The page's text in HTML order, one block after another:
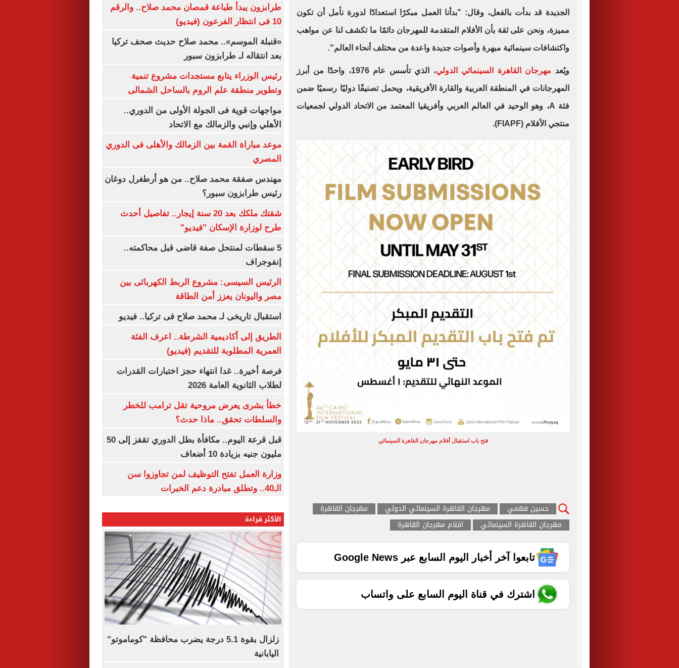
الجديدة قد بدأت بالفعل، وقال: "بدأنا العمل مبكرًا استعدادًا لدورة نأمل أن تكون
مميزة، ونحن على ثقة بأن الأفلام المتقدمة للمهرجان دائمًا ما تكشف لنا عن مواهب
واكتشافات سينمائية مبهرة وأصوات جديدة واعدة من مختلف أنحاء العالم".
ويُعد مهرجان القاهرة السينمائي الدولي ، الذي تأسس عام 1976، واحدًا من أبرز
المهرجانات في المنطقة العربية والقارة الأفريقية، ويحمل تصنيفًا دوليًا رسميًا ضمن
فئة A، وهو الوحيد في العالم العربي وأفريقيا المعتمد من الاتحاد الدولي لجمعيات
منتجي الأفلام (FIAPF).
فتح باب استقبال أفلام مهرجان القاهرة السينمائي
حسين فهمي مهرجان القاهرة السينمائي الدولي
مهرجان القاهرة
مهرجان القاهرة السينمائي
افلام مهرجان القاهرة
تابعوا آخر أخبار اليوم السابع عبر Google News
اشترك في قناة اليوم السابع على واتساب
طرابزون يبدأ طباعة قمصان محمد صلاح.. والرقم
10 فى انتظار الفرعون (فيديو)
«قنبلة الموسم».. محمد صلاح حديث صحف تركيا
بعد انتقاله لـ طرابزون سبور
رئيس الوزراء يتابع مستجدات مشروع تنمية
وتطوير منطقة علم الروم بالساحل الشمالى
مواجهات قوية فى الجولة الأولى من الدوري..
الأهلي وإنبي والزمالك مع الاتحاد
موعد مباراة القمة بين الزمالك والأهلى فى الدوري
المصري
مهندس صفقة محمد صلاح.. من هو أرطغرل دوغان
رئيس طرابزون سبور؟
شقتك ملكك بعد 20 سنة إيجار.. تفاصيل أحدث
طرح لوزارة الإسكان "فيديو"
5 سقطات لمنتحل صفة قاضى قبل محاكمته..
إنفوجراف
الرئيس السيسى: مشروع الربط الكهربائى بين
مصر واليونان يعزز أمن الطاقة
استقبال تاريخى لـ محمد صلاح فى تركيا.. فيديو
الطريق إلى أكاديمية الشرطة.. اعرف الفئة
العمرية المطلوبة للتقديم (فيديو)
فرصة أخيرة.. غدا انتهاء حجز اختبارات القدرات
لطلاب الثانوية العامة 2026
خطأ بشرى يعرض مروحية تقل ترامب للخطر
والسلطات تحقق.. ماذا حدث؟
قبل قرعة اليوم.. مكافأة بطل الدوري تقفز إلى 50
مليون جنيه بزيادة 10 أضعاف
وزارة العمل تفتح التوظيف لمن تجاوزوا سن
الـ40.. وتطلق مبادرة دعم الخبرات
الأكثر قراءة
زلزال بقوة 5.1 درجة يضرب محافظة "كوماموتو"
اليابانية